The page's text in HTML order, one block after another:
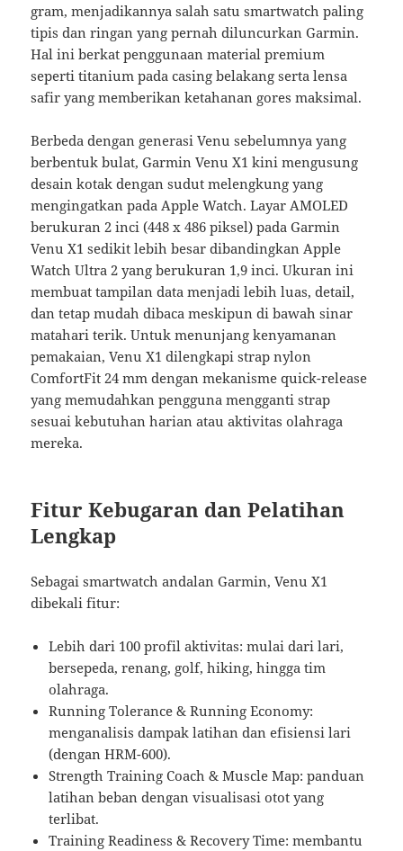
gram, menjadikannya salah satu smartwatch paling
tipis dan ringan yang pernah diluncurkan Garmin.
Hal ini berkat penggunaan material premium
seperti titanium pada casing belakang serta lensa
safir yang memberikan ketahanan gores maksimal.
Berbeda dengan generasi Venu sebelumnya yang
berbentuk bulat, Garmin Venu X1 kini mengusung
desain kotak dengan sudut melengkung yang
mengingatkan pada Apple Watch. Layar AMOLED
berukuran 2 inci (448 x 486 piksel) pada Garmin
Venu X1 sedikit lebih besar dibandingkan Apple
Watch Ultra 2 yang berukuran 1,9 inci. Ukuran ini
membuat tampilan data menjadi lebih luas, detail,
dan tetap mudah dibaca meskipun di bawah sinar
matahari terik. Untuk menunjang kenyamanan
pemakaian, Venu X1 dilengkapi strap nylon
ComfortFit 24 mm dengan mekanisme quick-release
yang memudahkan pengguna mengganti strap
sesuai kebutuhan harian atau aktivitas olahraga
mereka.
Fitur Kebugaran dan Pelatihan
Lengkap
Sebagai smartwatch andalan Garmin, Venu X1
dibekali fitur:
Lebih dari 100 profil aktivitas: mulai dari lari,
bersepeda, renang, golf, hiking, hingga tim
olahraga.
Running Tolerance & Running Economy:
menganalisis dampak latihan dan efisiensi lari
(dengan HRM-600).
Strength Training Coach & Muscle Map: panduan
latihan beban dengan visualisasi otot yang
terlibat.
Training Readiness & Recovery Time: membantu